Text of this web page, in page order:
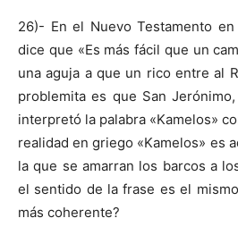
26)- En el Nuevo Testamento
dice que «Es más fácil que un
una aguja a que un rico entre al
problemita es que San
interpretó la palabra «Kamelos»
realidad en griego «Kamelos» es
la que se amarran los barcos a
el sentido de la frase es el
más coherente?